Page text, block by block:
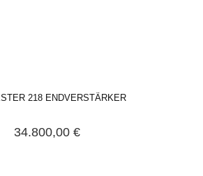
218 ENDVERSTÄRKER
34.800,00 €